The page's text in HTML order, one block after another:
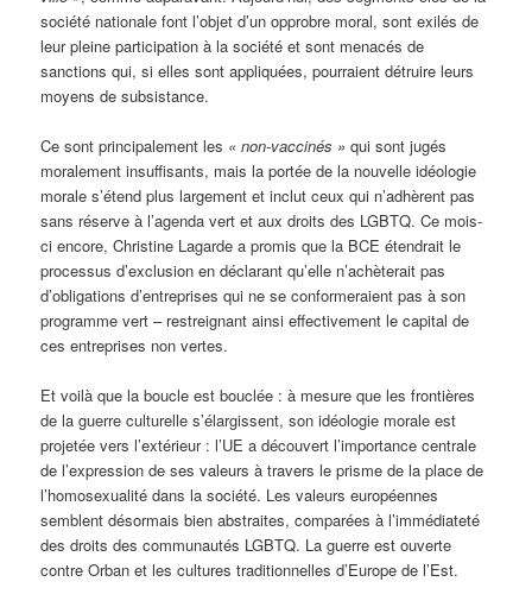
société nationale font l’objet d’un opprobre moral, sont exilés de
leur pleine participation à la société et sont menacés de
sanctions qui, si elles sont appliquées, pourraient détruire leurs
moyens de subsistance.
Ce sont principalement les « non-vaccinés » qui sont jugés
moralement insuffisants, mais la portée de la nouvelle idéologie
morale s’étend plus largement et inclut ceux qui n’adhèrent pas
sans réserve à l’agenda vert et aux droits des LGBTQ. Ce mois-
ci encore, Christine Lagarde a promis que la BCE étendrait le
processus d’exclusion en déclarant qu’elle n’achèterait pas
d’obligations d’entreprises qui ne se conformeraient pas à son
programme vert – restreignant ainsi effectivement le capital de
ces entreprises non vertes.
Et voilà que la boucle est bouclée : à mesure que les frontières
de la guerre culturelle s’élargissent, son idéologie morale est
projetée vers l’extérieur : l’UE a découvert l’importance centrale
de l’expression de ses valeurs à travers le prisme de la place de
l’homosexualité dans la société. Les valeurs européennes
semblent désormais bien abstraites, comparées à l’immédiateté
des droits des communautés LGBTQ. La guerre est ouverte
contre Orban et les cultures traditionnelles d’Europe de l’Est.